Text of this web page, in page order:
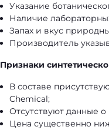
Указание
Наличие
Запах и вкус
Производитель
Признаки
В составе
Chemical;
Отсутствуют данные
Цена существенно